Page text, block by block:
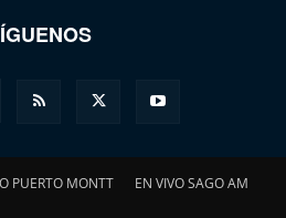
PUERTO MONTT EN VIVO SAGO AM